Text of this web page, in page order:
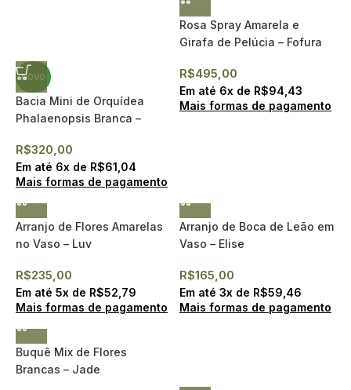
NOVO
Bacia Mini de Orquídea
Phalaenopsis Branca –
R$320,00
Em até 6x de R$61,04
Mais formas de pagamento
Rosa Spray Amarela e
Girafa de Pelúcia – Fofura
R$495,00
Em até 6x de R$94,43
Mais formas de pagamento
Arranjo de Flores Amarelas
no Vaso – Luv
R$235,00
Em até 5x de R$52,79
Mais formas de pagamento
Arranjo de Boca de Leão em
Vaso – Elise
R$165,00
Em até 3x de R$59,46
Mais formas de pagamento
Buquê Mix de Flores
Brancas – Jade